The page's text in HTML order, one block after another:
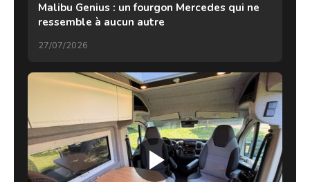
Malibu Genius : un fourgon Mercedes qui ne
ressemble à aucun autre
27/07/2026